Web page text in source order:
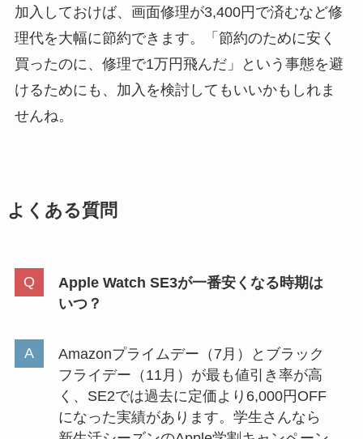
加入しておけば、画面修理が3,400円で済むなど修
理代を大幅に節約できます。「節約のために安く
買ったのに、修理で1万円飛んだ」という事態を避
けるためにも、加入を検討してもいいかもしれま
せんね。
よくある質問
Apple Watch SE3が一番安くなる時期は
いつ？
Amazonプライムデー（7月）とブラック
フライデー（11月）が最も値引き率が高
く、SE2では過去に定価より6,000円OFF
になった実績があります。学生さんなら